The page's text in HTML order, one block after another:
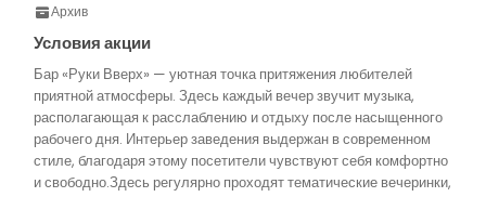
Архив
Условия акции
Бар «Руки Вверх» — уютная точка притяжения любителей
приятной атмосферы. Здесь каждый вечер звучит музыка,
располагающая к расслаблению и отдыху после насыщенного
рабочего дня. Интерьер заведения выдержан в современном
стиле, благодаря этому посетители чувствуют себя комфортно
и свободно.Здесь регулярно проходят тематические вечеринки,